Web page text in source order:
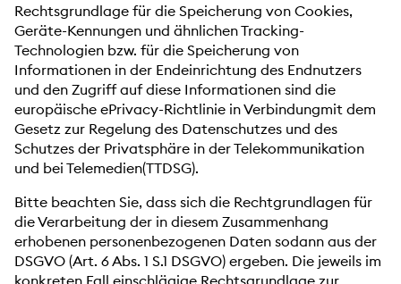
Rechtsgrundlage für die Speicherung von Cookies,
Geräte-Kennungen und ähnlichen Tracking-
Technologien bzw. für die Speicherung von
Informationen in der Endeinrichtung des Endnutzers
und den Zugriff auf diese Informationen sind die
europäische ePrivacy-Richtlinie in Verbindungmit dem
Gesetz zur Regelung des Datenschutzes und des
Schutzes der Privatsphäre in der Telekommunikation
und bei Telemedien(TTDSG).
Bitte beachten Sie, dass sich die Rechtgrundlagen für
die Verarbeitung der in diesem Zusammenhang
erhobenen personenbezogenen Daten sodann aus der
DSGVO (Art. 6 Abs. 1 S.1 DSGVO) ergeben. Die jeweils im